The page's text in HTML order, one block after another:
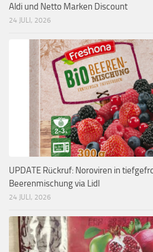
Aldi und Netto Marken Discount
24 JULI, 2026
UPDATE Rückruf: Noroviren in
Beerenmischung via Lidl
24 JULI, 2026